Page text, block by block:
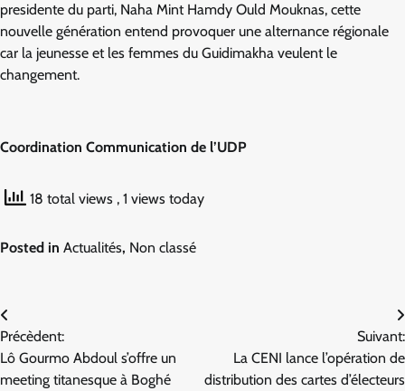
presidente du parti, Naha Mint Hamdy Ould Mouknas, cette
nouvelle génération entend provoquer une alternance régionale
car la jeunesse et les femmes du Guidimakha veulent le
changement.
Coordination Communication de l’UDP
18 total views , 1 views today
Posted in Actualités, Non classé
Navigation
de
l’article
Précèdent:
Lô Gourmo Abdoul s’offre un
meeting titanesque à Boghé
Suivant:
La CENI lance l’opération de
distribution des cartes d’électeurs